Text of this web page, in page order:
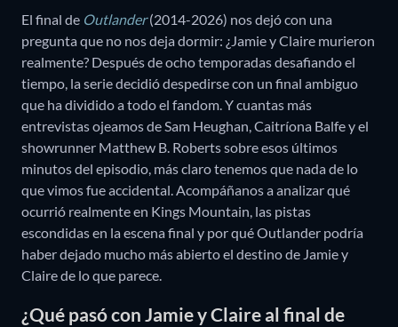
El final de Outlander(2014-2026) nos dejó con una
pregunta que no nos deja dormir: ¿Jamie y Claire murieron
realmente? Después de ocho temporadas desafiando el
tiempo, la serie decidió despedirse con un final ambiguo
que ha dividido a todo el fandom. Y cuantas más
entrevistas ojeamos de Sam Heughan, Caitríona Balfe y el
showrunner Matthew B. Roberts sobre esos últimos
minutos del episodio, más claro tenemos que nada de lo
que vimos fue accidental. Acompáñanos a analizar qué
ocurrió realmente en Kings Mountain, las pistas
escondidas en la escena final y por qué Outlander podría
haber dejado mucho más abierto el destino de Jamie y
Claire de lo que parece.
¿Qué pasó con Jamie y Claire al final de